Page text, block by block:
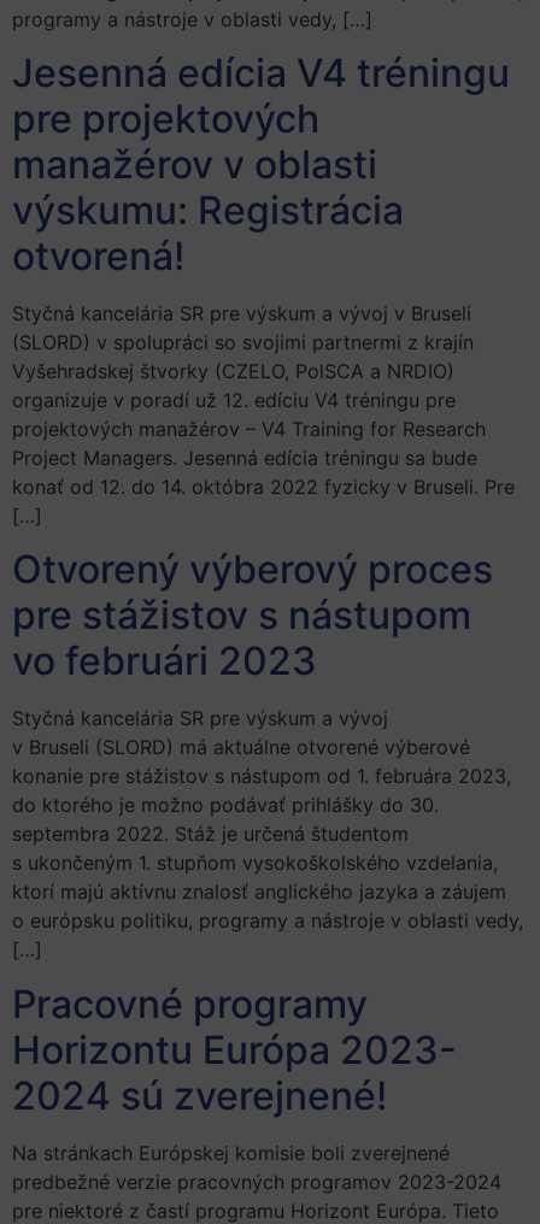
programy a nástroje v oblasti vedy, […]
Jesenná edícia V4 tréningu
pre projektových
manažérov v oblasti
výskumu: Registrácia
otvorená!
Styčná kancelária SR pre výskum a vývoj v Bruseli
(SLORD) v spolupráci so svojimi partnermi z krajín
Vyšehradskej štvorky (CZELO, PolSCA a NRDIO)
organizuje v poradí už 12. edíciu V4 tréningu pre
projektových manažérov – V4 Training for Research
Project Managers. Jesenná edícia tréningu sa bude
konať od 12. do 14. októbra 2022 fyzicky v Bruseli. Pre
[…]
Otvorený výberový proces
pre stážistov s nástupom
vo februári 2023
Styčná kancelária SR pre výskum a vývoj
v Bruseli (SLORD) má aktuálne otvorené výberové
konanie pre stážistov s nástupom od 1. februára 2023,
do ktorého je možno podávať prihlášky do 30.
septembra 2022. Stáž je určená študentom
s ukončeným 1. stupňom vysokoškolského vzdelania,
ktorí majú aktívnu znalosť anglického jazyka a záujem
o európsku politiku, programy a nástroje v oblasti vedy,
[…]
Pracovné programy
Horizontu Európa 2023-
2024 sú zverejnené!
Na stránkach Európskej komisie boli zverejnené
predbežné verzie pracovných programov 2023-2024
pre niektoré z častí programu Horizont Európa. Tieto